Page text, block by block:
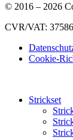
© 2016 – 2026
CVR/VAT:
Cookie-
Strickset